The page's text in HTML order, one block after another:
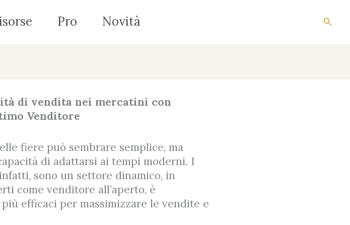
Pro Novità Cerca
di vendita nei mercatini con
Venditore
fiere può sembrare semplice, ma
di adattarsi ai tempi moderni. I
sono un settore dinamico, in
come venditore all’aperto, è
efficaci per massimizzare le vendite e